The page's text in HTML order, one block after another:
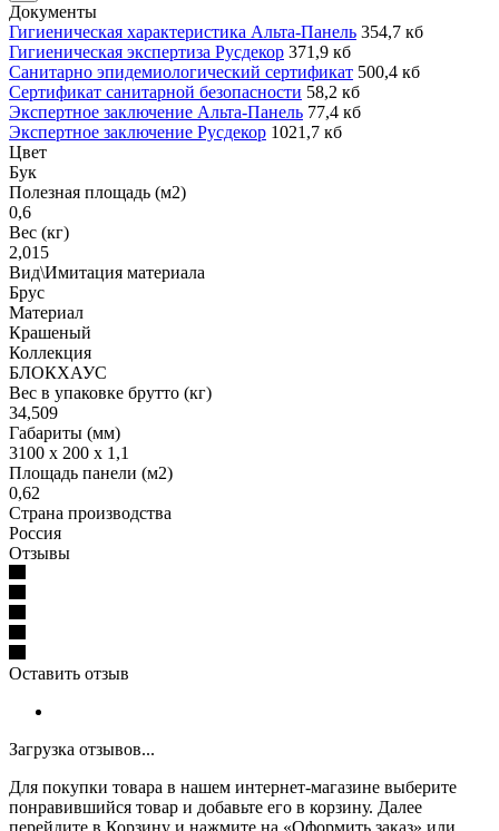
Документы
Гигиеническая характеристика Альта-Панель 354,7 кб
Гигиеническая экспертиза Русдекор 371,9 кб
Санитарно эпидемиологический сертификат 500,4 кб
Сертификат санитарной безопасности 58,2 кб
Экспертное заключение Альта-Панель 77,4 кб
Экспертное заключение Русдекор 1021,7 кб
Цвет
Бук
Полезная площадь (м2)
0,6
Вес (кг)
2,015
Вид\Имитация материала
Брус
Материал
Крашеный
Коллекция
БЛОКХАУС
Вес в упаковке брутто (кг)
34,509
Габариты (мм)
3100 x 200 x 1,1
Площадь панели (м2)
0,62
Страна производства
Россия
Отзывы
Оставить отзыв
Загрузка отзывов...
Для покупки товара в нашем интернет-магазине выберите
понравившийся товар и добавьте его в корзину. Далее
перейдите в Корзину и нажмите на «Оформить заказ» или